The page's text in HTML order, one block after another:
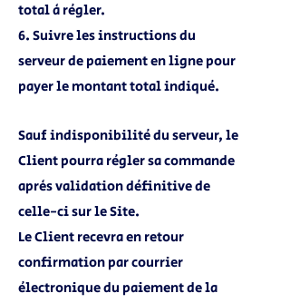
total à régler.
6. Suivre les instructions du
serveur de paiement en ligne pour
payer le montant total indiqué.
Sauf indisponibilité du serveur, le
Client pourra régler sa commande
après validation définitive de
celle-ci sur le Site.
Le Client recevra en retour
confirmation par courrier
électronique du paiement de la